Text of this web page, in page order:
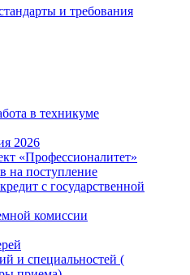
и требования
в техникуме
2026
«Профессионалитет»
на поступление
с государственной
комиссии
и специальностей (